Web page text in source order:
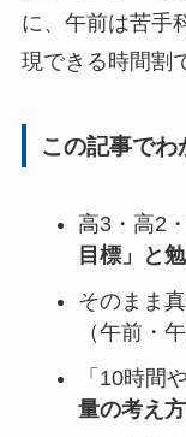
に、午前は苦手
現できる時間割
この記事でわ
高3・高2
目標」と
そのまま
（午前・
「10時間
量の考え